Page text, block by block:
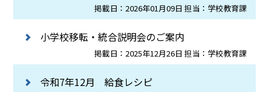
掲載日：2026年01月09日 担当：学校教育課
小学校移転・統合説明会のご案内
掲載日：2025年12月26日 担当：学校教育課
令和7年12月 給食レシピ